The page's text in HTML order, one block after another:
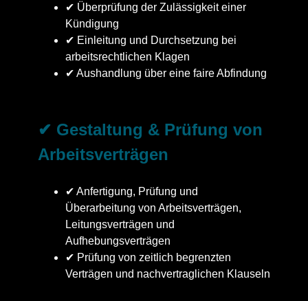
✔ Überprüfung der Zulässigkeit einer
Kündigung
✔ Einleitung und Durchsetzung bei
arbeitsrechtlichen Klagen
✔ Aushandlung über eine faire Abfindung
✔ Gestaltung & Prüfung von
Arbeitsverträgen
✔ Anfertigung, Prüfung und
Überarbeitung von Arbeitsverträgen,
Leitungsverträgen und
Aufhebungsverträgen
✔ Prüfung von zeitlich begrenzten
Verträgen und nachvertraglichen Klauseln